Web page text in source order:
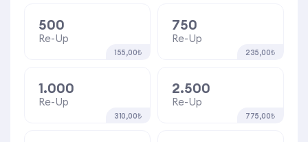
500
Re-Up
155,00₺
750
Re-Up
235,00₺
1.000
Re-Up
310,00₺
2.500
Re-Up
775,00₺